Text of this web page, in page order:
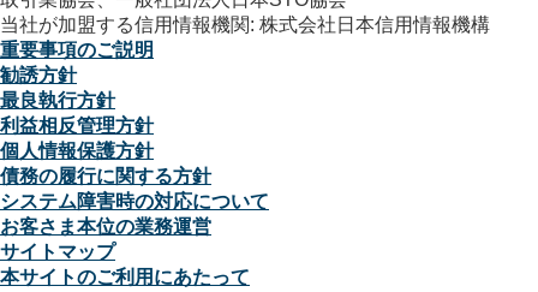
当社が加盟する信用情報機関: 株式会社日本信用情報機構
重要事項のご説明
勧誘方針
最良執行方針
利益相反管理方針
個人情報保護方針
債務の履行に関する方針
システム障害時の対応について
お客さま本位の業務運営
サイトマップ
本サイトのご利用にあたって